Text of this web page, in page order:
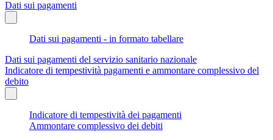
Dati sui pagamenti
Dati sui pagamenti - in formato tabellare
Dati sui pagamenti del servizio sanitario nazionale
Indicatore di tempestività pagamenti e ammontare complessivo del
debito
Indicatore di tempestività dei pagamenti
Ammontare complessivo dei debiti